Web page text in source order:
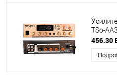
TSo-
456.30